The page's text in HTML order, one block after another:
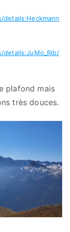
plafond mais
très douces.